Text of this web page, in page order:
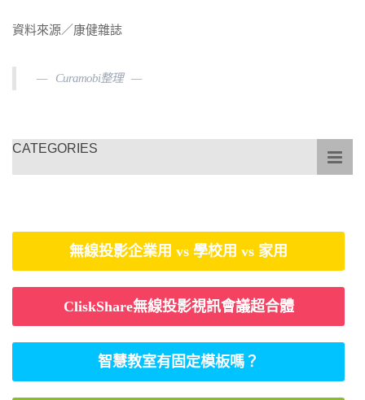
資料來源／康健雜誌
Curamobi整理
CATEGORIES
無線投影企業用 vs 學校用 vs 家用
CliskShare無線投影視訊會議超合體
智慧教室有固定模板嗎？